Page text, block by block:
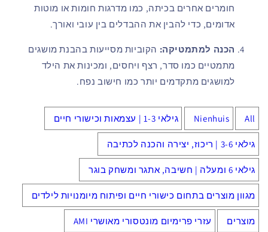
חומרים אחרים בכיתה, כמו מדרגות חומות או מוטות
אדומים, כדי להבין את ההבדלים בין עובי ואורך.
הכנה למתמטיקה: הקוביות מסייעות בהבנת מושגים
מתמטיים כמו סדר, רצף ויחסים, ומכינות את הילד
למושגים מתקדמים יותר כמו חישוב נפח.
All
Nienhuis גילאי 1-3 | עצמאות וכישורי חיים
גילאי 3-6 | ריכוז, יצירה והכנה לכתיבה
גילאי 6 ומעלה | חשיבה, אתגר ומשחק בוגר
מגוון מוצרים בתחום כישורי חיים ופיתוח מיומנויות לילדים
מוצרים עזרי פרימיום מונטסורי מאושרי AMI